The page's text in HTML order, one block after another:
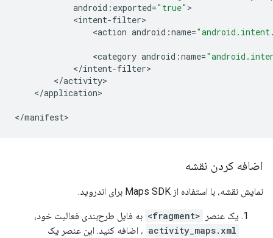
android : exported="true"
<intent-filter
<action android :name=
<category android :name=
</intent-filter
</activity
</application>
</manifest>
اضافه کردن نقشه
نمایش نقشه، با استفاده از Maps SDK برای اندروید.
یک عنصر <fragment>
به فایل طرح‌بندی فعالیت خود،
activity_maps.xml ، اضافه کنید. این عنصر یک